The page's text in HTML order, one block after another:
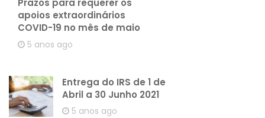
Prazos para requerer os
apoios extraordinários
COVID-19 no mês de maio
5 anos ago
Entrega do IRS de 1 de
Abril a 30 Junho 2021
5 anos ago